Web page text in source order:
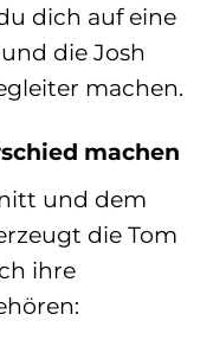
dich auf eine
die Josh
machen.
machen
und dem
die Tom
ihre